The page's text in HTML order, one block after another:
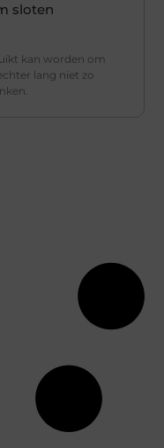
sloten
kan worden om
lang niet zo